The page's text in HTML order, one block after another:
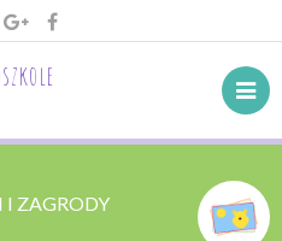
ZAGRODY